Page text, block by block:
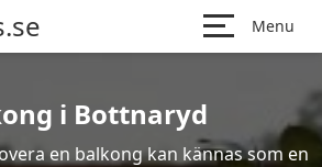
Menu
i Bottnaryd
en balkong kan kännas som en